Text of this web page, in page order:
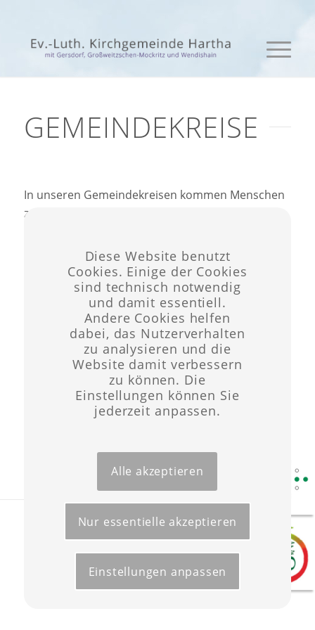
GEMEINDEKREISE
In unseren Gemeindekreisen kommen Menschen
zusammen, um gemeinsam zu beten, Bibel zu
Wir haben Angebote für verschiedene
Personenkreise und Interessen. Klicken Sie auf
den Bereich, für den Sie die Termine erfahren
Gersdorf
Großweitzschen - Mockritz
Hartha
Layout & Website-Erstellung ©opyright 2021 -Werbeagentur Wüst
Diese Website benutzt
Cookies. Einige der Cookies
sind technisch notwendig
und damit essentiell.
Andere Cookies helfen
dabei, das Nutzerverhalten
zu analysieren und die
Website damit verbessern
zu können. Die
Einstellungen können Sie
jederzeit anpassen.
Alle akzeptieren
Nur essentielle akzeptieren
Einstellungen anpassen